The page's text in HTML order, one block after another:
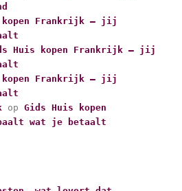
kopen Frankrijk – jij
Huis kopen Frankrijk – jij
kopen Frankrijk – jij
opGids Huis kopen
wat je betaalt